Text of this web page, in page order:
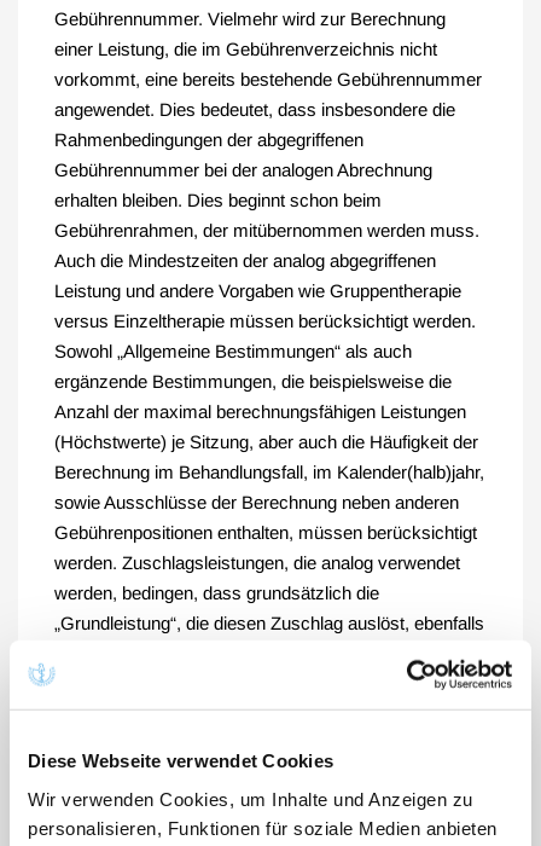
Diese Webseite verwendet Cookies
Wir verwenden Cookies, um Inhalte und Anzeigen zu
personalisieren, Funktionen für soziale Medien anbieten
Gebührennummer. Vielmehr wird zur Berechnung
einer Leistung, die im Gebührenverzeichnis nicht
vorkommt, eine bereits bestehende Gebührennummer
angewendet. Dies bedeutet, dass insbesondere die
Rahmenbedingungen der abgegriffenen
Gebührennummer bei der analogen Abrechnung
erhalten bleiben. Dies beginnt schon beim
Gebührenrahmen, der mitübernommen werden muss.
Auch die Mindestzeiten der analog abgegriffenen
Leistung und andere Vorgaben wie Gruppentherapie
versus Einzeltherapie müssen berücksichtigt werden.
Sowohl „Allgemeine Bestimmungen“ als auch
ergänzende Bestimmungen, die beispielsweise die
Anzahl der maximal berechnungsfähigen Leistungen
(Höchstwerte) je Sitzung, aber auch die Häufigkeit der
Berechnung im Behandlungsfall, im Kalender(halb)jahr,
sowie Ausschlüsse der Berechnung neben anderen
Gebührenpositionen enthalten, müssen berücksichtigt
werden. Zuschlagsleistungen, die analog verwendet
werden, bedingen, dass grundsätzlich die
„Grundleistung“, die diesen Zuschlag auslöst, ebenfalls
berücksichtigen, denn der Katalog C VIII „Zuschläge
GOÄ ist abschließend.
Die genannten Vorgaben können eine gleichwertige